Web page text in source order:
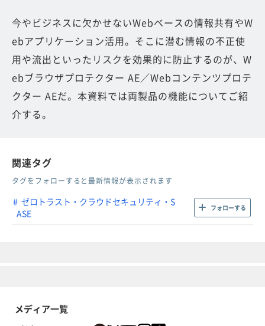
今やビジネスに欠かせないWebベースの情報共有やW
ebアプリケーション活用。そこに潜む情報の不正使
用や流出といったリスクを効果的に防止するのが、W
ebブラウザプロテクター AE／Webコンテンツプロテ
クター AEだ。本資料では両製品の機能についてご紹
介する。
関連タグ
タグをフォローすると最新情報が表示されます
ゼロトラスト・クラウドセキュリティ・S
ASE
フォローする
メディア一覧